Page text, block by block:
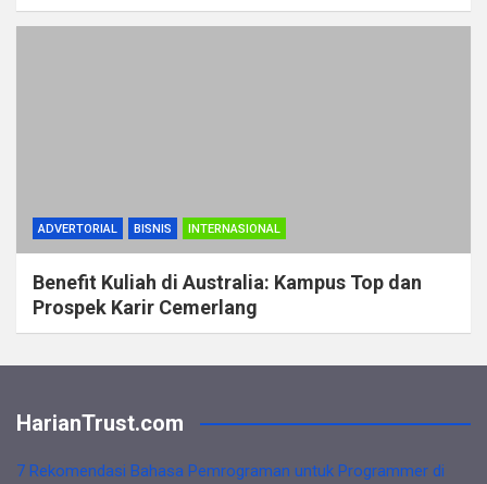
ADVERTORIAL BISNIS INTERNASIONAL
Benefit Kuliah di Australia: Kampus Top dan
Prospek Karir Cemerlang
HarianTrust.com
7 Rekomendasi Bahasa Pemrograman untuk Programmer di